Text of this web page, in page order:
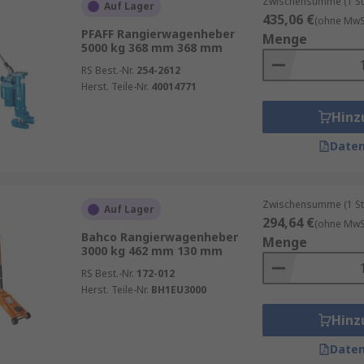
jedoch bedenken, dass das Öl im Hauptzylinder
Lebensdauer des Geräts gesteigert und die
bevor Sie den Wagenheber zur Aufbewahrung
die Wartung oder Reparatur durchgeführt wird. Sie
Tragfähigkeit anzuheben. Dies kann dazu führen,
kann. Einige Modelle verfügen über ein
Auf Lager
PFAFF Rangierwagenheber
5000 kg 368 mm 368 mm
RS Best.-Nr. 254-2612
Herst. Teile-Nr. 40014771
435,06 €(ohne
Menge
Auf Lager
Bahco Rangierwagenheber
3000 kg 462 mm 130 mm
RS Best.-Nr. 172-012
Herst. Teile-Nr. BH1EU3000
Zwischensumme (1
294,64 €(ohne
Menge